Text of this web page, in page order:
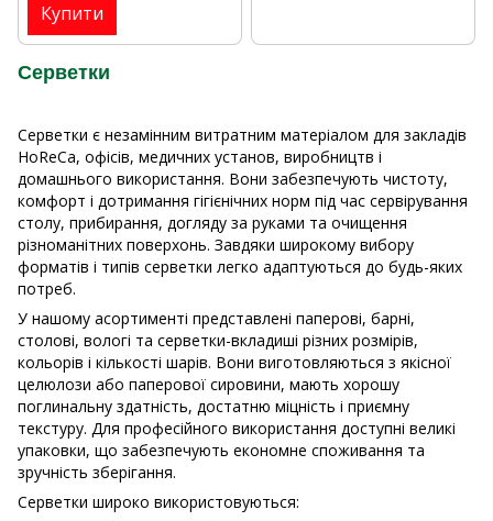
Купити
Серветки
Серветки є незамінним витратним матеріалом для закладів
HoReCa, офісів, медичних установ, виробництв і
домашнього використання. Вони забезпечують чистоту,
комфорт і дотримання гігієнічних норм під час сервірування
столу, прибирання, догляду за руками та очищення
різноманітних поверхонь. Завдяки широкому вибору
форматів і типів серветки легко адаптуються до будь-яких
потреб.
У нашому асортименті представлені паперові, барні,
столові, вологі та серветки-вкладиші різних розмірів,
кольорів і кількості шарів. Вони виготовляються з якісної
целюлози або паперової сировини, мають хорошу
поглинальну здатність, достатню міцність і приємну
текстуру. Для професійного використання доступні великі
упаковки, що забезпечують економне споживання та
зручність зберігання.
Серветки широко використовуються: